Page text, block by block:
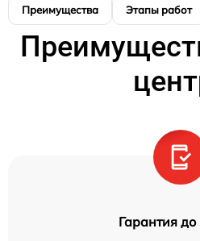
Преимущества Этапы работ
Гарантия до